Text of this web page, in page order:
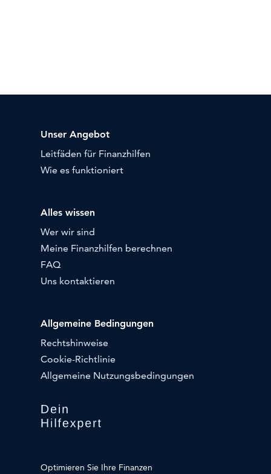
Optimieren Sie Ihre Finanzen
Unser Angebot
Leitfäden für Finanzhilfen
Wie es funktioniert
Alles wissen
Wer wir sind
Meine Finanzhilfen berechnen
FAQ
Uns kontaktieren
Allgemeine Bedingungen
Rechtshinweise
Cookie-Richtlinie
Allgemeine Nutzungsbedingungen